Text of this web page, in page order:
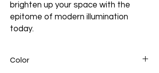
brighten up your space with the
epitome of modern illumination
today.
Color